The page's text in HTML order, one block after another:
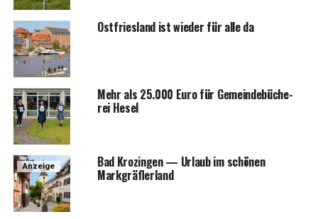
Ost­fries­land ist wie­der für alle da
Mehr als 25.000 Euro für Gemein­de­bü­che­
rei Hesel
Anzeige Bad Kro­zin­gen — Urlaub im schö­nen
Markgräflerland